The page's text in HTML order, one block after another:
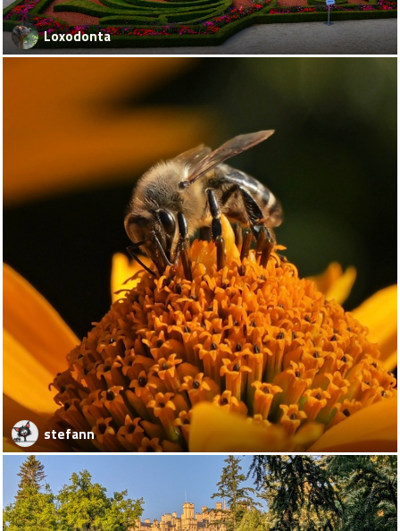
Loxodonta
stefann